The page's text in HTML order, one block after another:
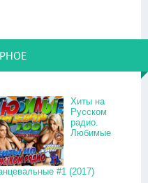
Хиты на
Русском
радио.
Любимые
#1 (2017)